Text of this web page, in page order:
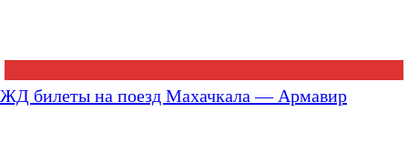
ЖД билеты на поезд Махачкала — Армавир